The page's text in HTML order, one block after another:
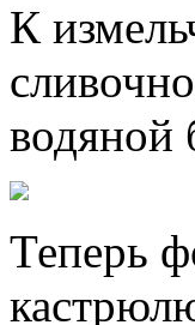
К
водяной
Теперь